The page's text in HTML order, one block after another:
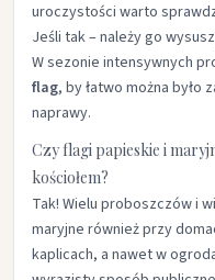
uroczystości warto
Jeśli tak – należy go
W sezonie intensywnych
flag, by łatwo można było
naprawy.
Czy flagi papieskie i
kościołem?
Tak! Wielu proboszczów i
maryjne również przy
kaplicach, a nawet w